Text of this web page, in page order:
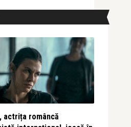
actrița româncă